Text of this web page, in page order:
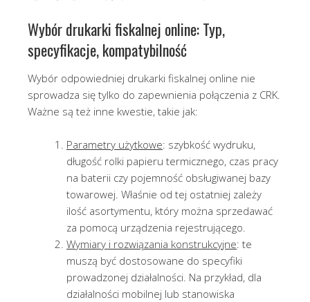
Wybór drukarki fiskalnej online: Typ,
specyfikacje, kompatybilność
Wybór odpowiedniej drukarki fiskalnej online nie
sprowadza się tylko do zapewnienia połączenia z CRK.
Ważne są też inne kwestie, takie jak:
Parametry użytkowe: szybkość wydruku,
długość rolki papieru termicznego, czas pracy
na baterii czy pojemność obsługiwanej bazy
towarowej. Właśnie od tej ostatniej zależy
ilość asortymentu, który można sprzedawać
za pomocą urządzenia rejestrującego.
Wymiary i rozwiązania konstrukcyjne: te
muszą być dostosowane do specyfiki
prowadzonej działalności. Na przykład, dla
działalności mobilnej lub stanowiska